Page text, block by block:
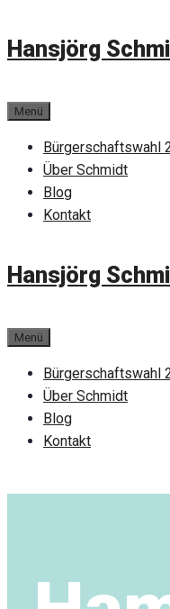
Inhalt
Hansjörg
Menü
Bürgerschaftswahl
Über Schmidt
Blog
Kontakt
Hansjörg
Menü
Bürgerschaftswahl
Über Schmidt
Blog
Kontakt